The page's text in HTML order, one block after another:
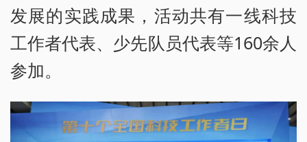
发展的实践成果，活动共有一线科技
工作者代表、少先队员代表等160余人
参加。